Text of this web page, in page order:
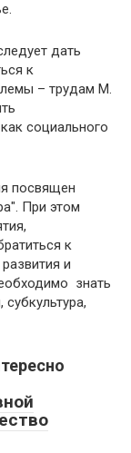
дать
к
– трудам М.
социального
посвящен
При этом
к
и
знать